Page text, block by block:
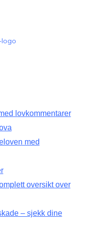
lovkommentarer
med
oversikt over
– sjekk dine